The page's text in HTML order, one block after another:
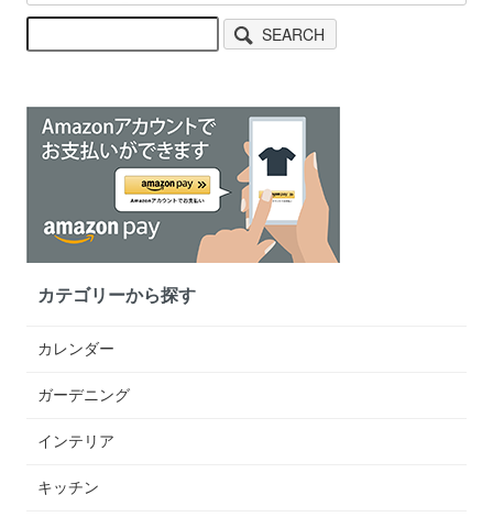
SEARCH
カテゴリーから探す
カレンダー
ガーデニング
インテリア
キッチン